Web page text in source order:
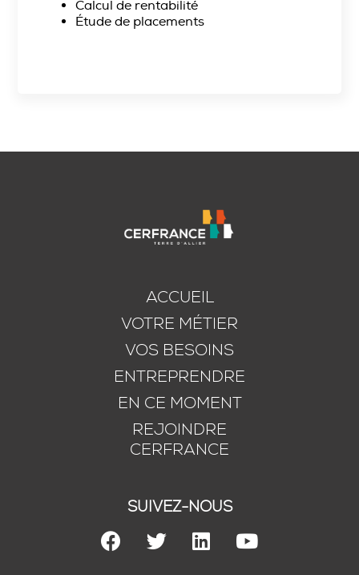
Calcul de rentabilité
Étude de placements
ACCUEIL
VOTRE MÉTIER
VOS BESOINS
ENTREPRENDRE
EN CE MOMENT
REJOINDRE
CERFRANCE
SUIVEZ-NOUS